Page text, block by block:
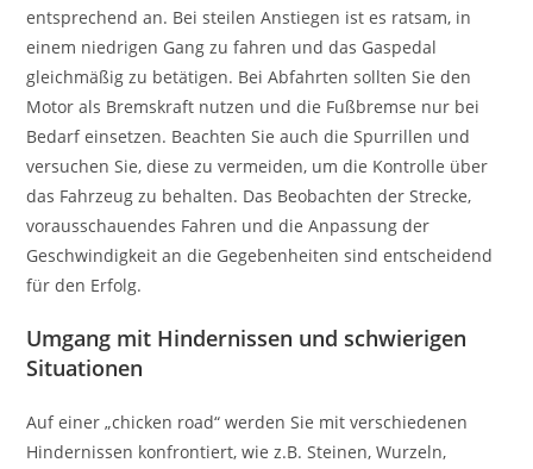
entsprechend an. Bei steilen Anstiegen ist es ratsam, in
einem niedrigen Gang zu fahren und das Gaspedal
gleichmäßig zu betätigen. Bei Abfahrten sollten Sie den
Motor als Bremskraft nutzen und die Fußbremse nur bei
Bedarf einsetzen. Beachten Sie auch die Spurrillen und
versuchen Sie, diese zu vermeiden, um die Kontrolle über
das Fahrzeug zu behalten. Das Beobachten der Strecke,
vorausschauendes Fahren und die Anpassung der
Geschwindigkeit an die Gegebenheiten sind entscheidend
für den Erfolg.
Umgang mit Hindernissen und schwierigen
Situationen
Auf einer „chicken road“ werden Sie mit verschiedenen
Hindernissen konfrontiert, wie z.B. Steinen, Wurzeln,